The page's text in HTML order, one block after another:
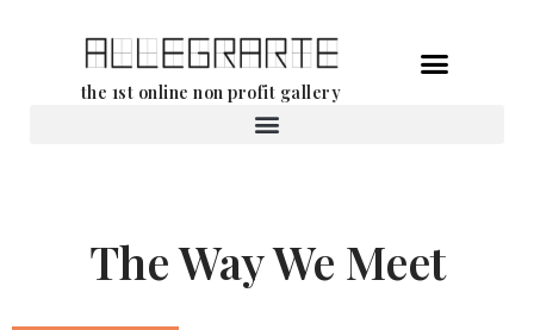
the 1st online non profit gallery
The Way We Meet